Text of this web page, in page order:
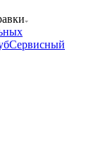
Сервисный